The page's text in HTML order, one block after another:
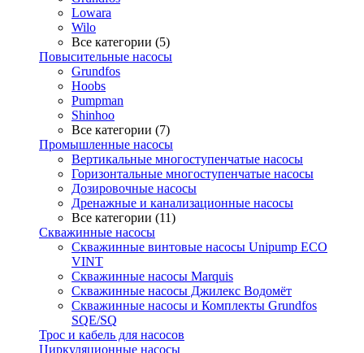
Lowara
Wilo
Все категории (5)
Повысительные насосы
Grundfos
Hoobs
Pumpman
Shinhoo
Все категории (7)
Промышленные насосы
Вертикальные многоступенчатые насосы
Горизонтальные многоступенчатые насосы
Дозировочные насосы
Дренажные и канализационные насосы
Все категории (11)
Скважинные насосы
Скважинные винтовые насосы Unipump ECO
VINT
Скважинные насосы Marquis
Скважинные насосы Джилекс Водомёт
Скважинные насосы и Комплекты Grundfos
SQE/SQ
Трос и кабель для насосов
Циркуляционные насосы